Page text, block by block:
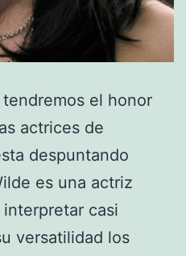
el honor
actrices de
despuntando
es una actriz
casi
versatilidad los